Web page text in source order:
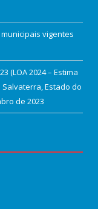
vigentes
(LOA 2024 – Estima
Estado do
de 2023